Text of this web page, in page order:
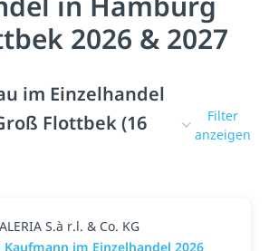
2026 & 2027
im Einzelhandel
Flottbek (16
Filter
anzeigen
S.à r.l. & Co. KG
im Einzelhandel 2026